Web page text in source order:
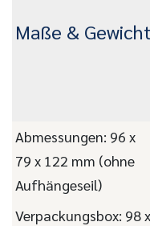
Maße &
Abmessungen: 96 x
79 x 122 mm (ohne
Aufhängeseil)
Verpackungsbox: 98 x